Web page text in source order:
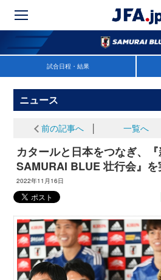
試合日程・結果
ニュース
前の記事へ 一覧へ
カタールと日本をつなぎ、
SAMURAI BLUE 壮行会』を
2022年11月16日